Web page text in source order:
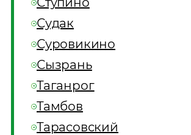
Судак
Суровикино
Сызрань
Таганрог
Тамбов
Тарасовский